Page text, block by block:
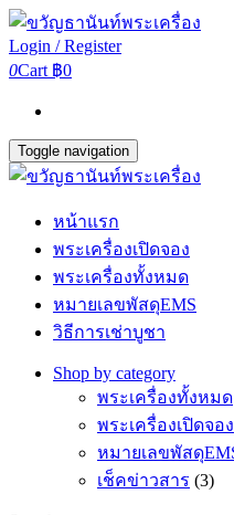
Login / Register
0Cart ฿0
Toggle navigation
หน้าแรก
พระเครื่องเปิดจอง
พระเครื่องทั้งหมด
หมายเลขพัสดุEMS
วิธีการเช่าบูชา
Shop by category
พระเครื่องทั้งหมด
พระเครื่องเปิดจอง
หมายเลขพัสดุ
เช็คข่าวสาร (3)